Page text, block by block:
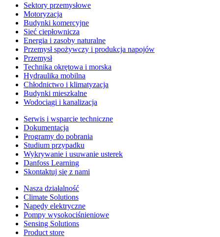
Sektory przemysłowe
Motoryzacja
Budynki komercyjne
Sieć ciepłownicza
Energia i zasoby naturalne
Przemysł spożywczy i produkcja napojów
Przemysł
Technika okrętowa i morska
Hydraulika mobilna
Chłodnictwo i klimatyzacja
Budynki mieszkalne
Wodociągi i kanalizacja
Serwis i wsparcie techniczne
Dokumentacja
Programy do pobrania
Studium przypadku
Wykrywanie i usuwanie usterek
Danfoss Learning
Skontaktuj się z nami
Nasza działalność
Climate Solutions
Napędy elektryczne
Pompy wysokociśnieniowe
Sensing Solutions
Product store